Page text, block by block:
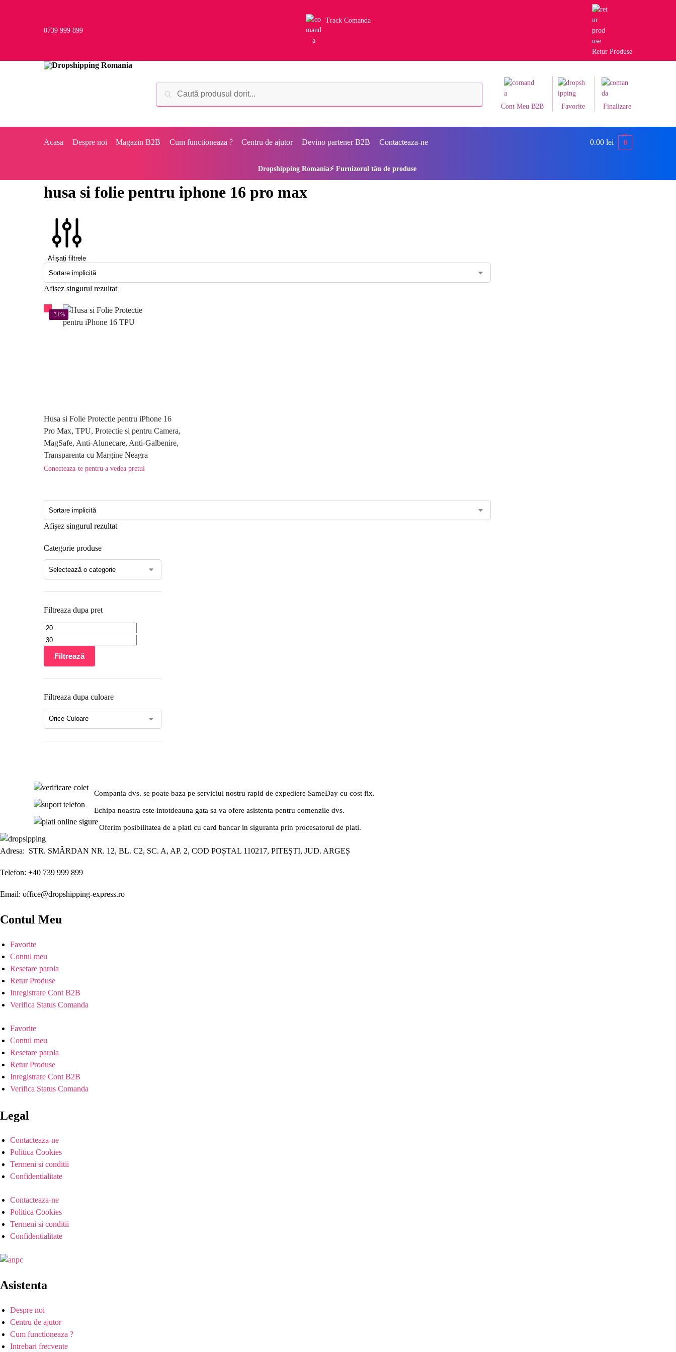
0739 999 899
Track Comanda
Retur Produse
Cont Meu B2B Favorite Finalizare
Acasa Despre noi Magazin B2B Cum functioneaza ? Centru de ajutor Devino partener B2B Contacteaza-ne 0.00 lei 0
Dropshipping Romania⚡ Furnizorul tău de produse
husa si folie pentru iphone 16 pro max
Afișați filtrele
Afișez singurul rezultat
-31%
Husa si Folie Protectie pentru iPhone 16
Pro Max, TPU, Protectie si pentru Camera,
MagSafe, Anti-Alunecare, Anti-Galbenire,
Transparenta cu Margine Neagra
Conecteaza-te pentru a vedea pretul
Afișez singurul rezultat
Categorie produse
Filtreaza dupa pret
Filtrează
Filtreaza dupa culoare
Compania dvs. se poate baza pe serviciul nostru rapid de expediere SameDay cu cost fix.
Echipa noastra este intotdeauna gata sa va ofere asistenta pentru comenzile dvs.
Oferim posibilitatea de a plati cu card bancar in siguranta prin procesatorul de plati.
Adresa: STR. SMÂRDAN NR. 12, BL. C2, SC. A, AP. 2, COD POȘTAL 110217, PITEȘTI, JUD. ARGEȘ
Telefon: +40 739 999 899
Email: office@dropshipping-express.ro
Contul Meu
Favorite
Contul meu
Resetare parola
Retur Produse
Inregistrare Cont B2B
Verifica Status Comanda
Favorite
Contul meu
Resetare parola
Retur Produse
Inregistrare Cont B2B
Verifica Status Comanda
Legal
Contacteaza-ne
Politica Cookies
Termeni si conditii
Confidentialitate
Contacteaza-ne
Politica Cookies
Termeni si conditii
Confidentialitate
Asistenta
Despre noi
Centru de ajutor
Cum functioneaza ?
Intrebari frecvente